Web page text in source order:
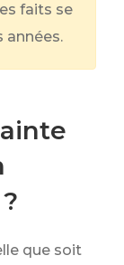
faits se
années.
que soit